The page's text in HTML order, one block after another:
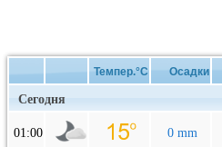
Темпер.°C Осадки
Сегодня
01:00 0 mm